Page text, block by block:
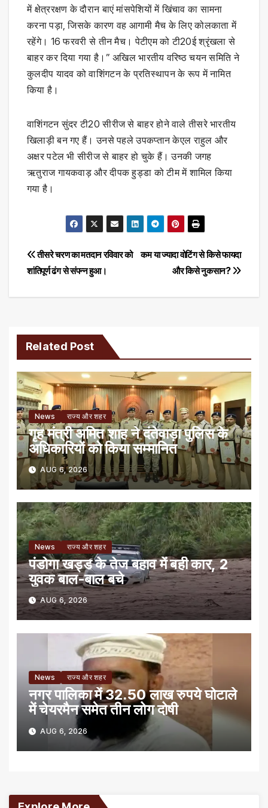
में क्षेत्ररक्षण के दौरान बाएं मांसपेशियों में खिंचाव का सामना
करना पड़ा, जिसके कारण वह आगामी मैच के लिए कोलकाता में
रहेंगे। 16 फरवरी से तीन मैच। पेटीएम को टी20ई श्रृंखला से
बाहर कर दिया गया है।” अखिल भारतीय वरिष्ठ चयन समिति ने
कुलदीप यादव को वाशिंगटन के प्रतिस्थापन के रूप में नामित
किया है।
वाशिंगटन सुंदर टी20 सीरीज से बाहर होने वाले तीसरे भारतीय
खिलाड़ी बन गए हैं। उनसे पहले उपकप्तान केएल राहुल और
अक्षर पटेल भी सीरीज से बाहर हो चुके हैं। उनकी जगह
ऋतुराज गायकवाड़ और दीपक हुड्डा को टीम में शामिल किया
गया है।
Post
navigation
कम या ज्यादा वोटिंग से किसे फायदा
और किसे नुकसान?
तीसरे चरण का मतदान रविवार को
शांतिपूर्ण ढंग से संपन्न हुआ।
Related Post
News राज्य और शहर
गृह मंत्री अमित शाह ने दंतेवाड़ा पुलिस के
अधिकारियों को किया सम्मानित
AUG 6, 2026
News राज्य और शहर
पंडोगा खड्ड के तेज बहाव में बही कार, 2
युवक बाल-बाल बचे
AUG 6, 2026
News राज्य और शहर
नगर पालिका में 32.50 लाख रुपये घोटाले
में चेयरमैन समेत तीन लोग दोषी
AUG 6, 2026